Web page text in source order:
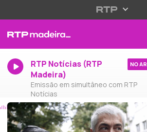
RTP Notícias (RTP
Madeira)
Emissão em simultâneo com RTP
Notícias
NO AR